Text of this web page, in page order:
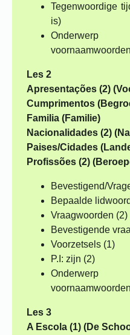
Tegenwoordige
is)
Les 2
Apresentações (2)
Cumprimentos
Familia (Familie)
Nacionalidades (2)
Paises/Cidades
Profissões (2)
Bevestigend/
Bepaalde
Vraagwoorden (2)
Bevestigende
Voorzetsels (1)
P.I: zijn (2)
Les 3
A Escola (1) (De